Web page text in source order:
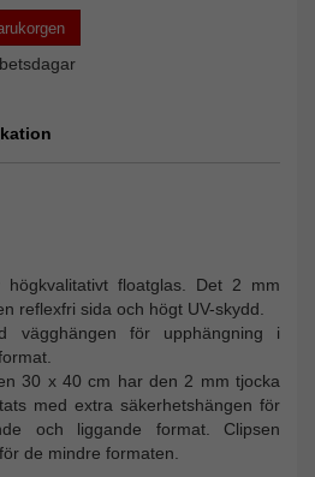
floatglas. Det 2 mm
reflexfri sida och högt UV-skydd.
vägghängen för upphängning i
30 x 40 cm har den 2 mm tjocka
med extra säkerhetshängen för
och liggande format. Clipsen
de mindre formaten.